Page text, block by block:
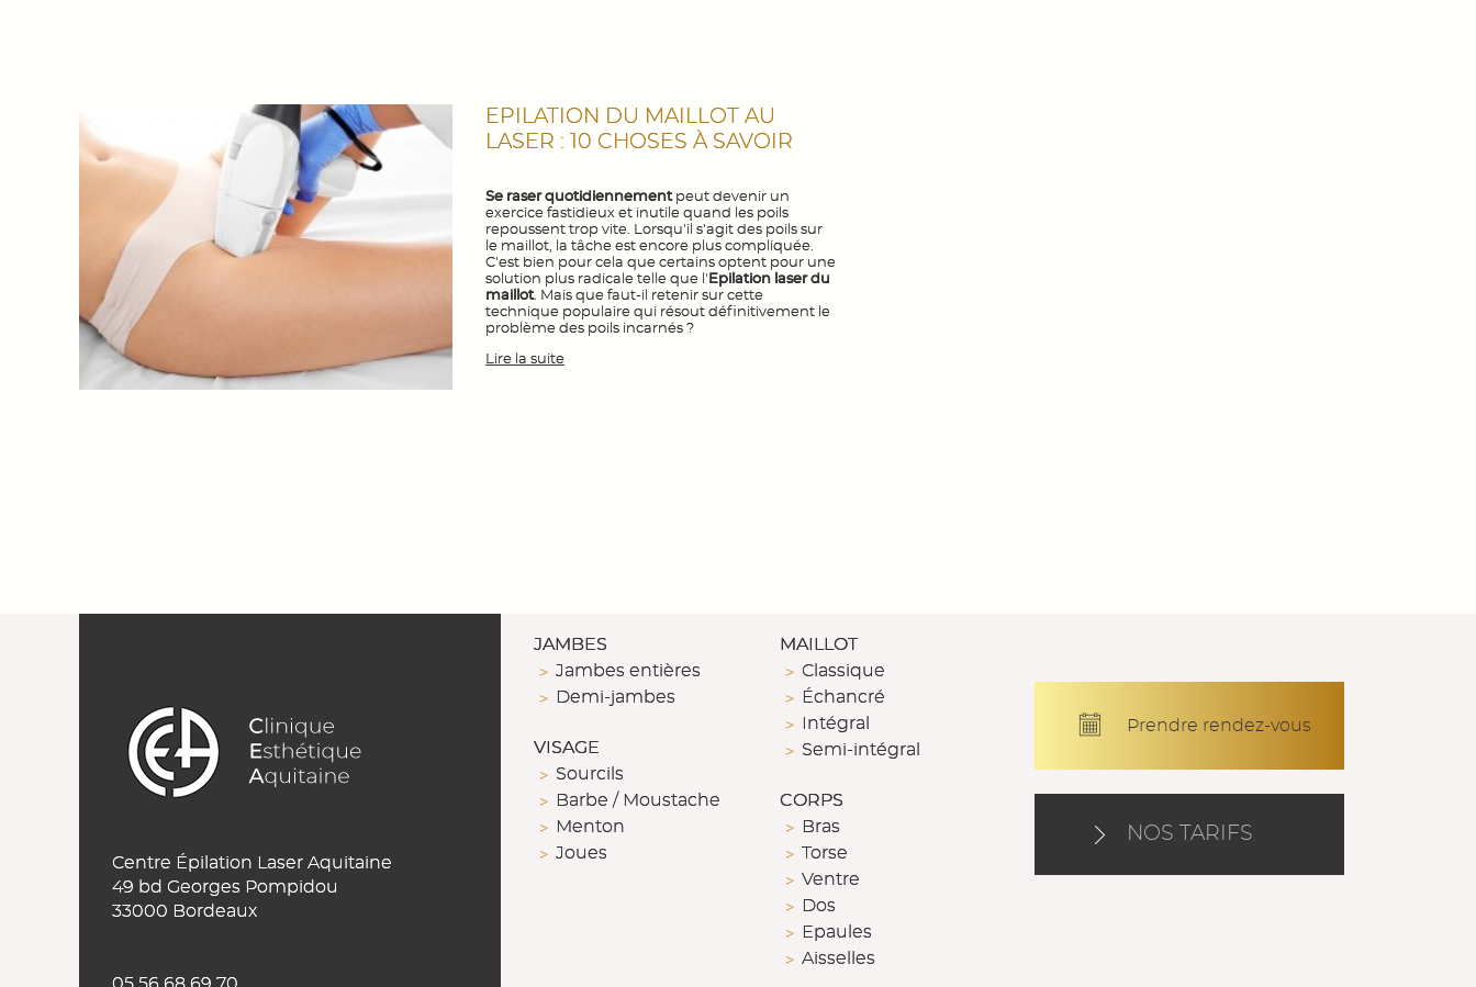
EPILATION DU MAILLOT AU
LASER : 10 CHOSES À SAVOIR
Se raser quotidiennementpeut devenir un
exercice fastidieux et inutile quand les poils
repoussent trop vite. Lorsqu'il s'agit des poils sur
le maillot, la tâche est encore plus compliquée.
C'est bien pour cela que certains optent pour une
solution plus radicale telle que l' Epilation laser du
maillot. Mais que faut-il retenir sur cette
technique populaire qui résout définitivement le
problème des poils incarnés ?
Lire la suite
Centre Épilation Laser Aquitaine
49 bd Georges Pompidou
33000 Bordeaux
JAMBES
Jambes entières
Demi-jambes
VISAGE
Sourcils
Barbe / Moustache
Menton
Joues
MAILLOT
Classique
Échancré
Intégral
Semi-intégral
CORPS
Bras
Torse
Ventre
Dos
Epaules
Aisselles
Prendre rendez-vous
NOS TARIFS